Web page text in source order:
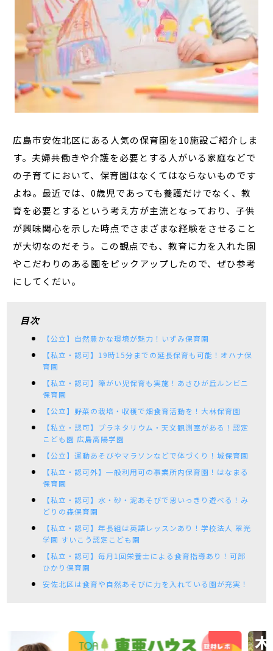
広島市安佐北区にある人気の保育園を10施設ご紹介しま
す。夫婦共働きや介護を必要とする人がいる家庭などで
の子育てにおいて、保育園はなくてはならないものです
よね。最近では、0歳児であっても養護だけでなく、教
育を必要とするという考え方が主流となっており、子供
が興味関心を示した時点でさまざまな経験をさせること
が大切なのだそう。この観点でも、教育に力を入れた園
やこだわりのある園をピックアップしたので、ぜひ参考
にしてくだい。
目次
【公立】自然豊かな環境が魅力！いずみ保育園
【私立・認可】19時15分までの延長保育も可能！オハナ保
育園
【私立・認可】障がい児保育も実施！あさひが丘ルンビニ
保育園
【公立】野菜の栽培・収穫で畑食育活動を！大林保育園
【私立・認可】プラネタリウム・天文観測室がある！認定
こども園 広島高陽学園
【公立】運動あそびやマラソンなどで体づくり！城保育園
【私立・認可外】一般利用可の事業所内保育園！はなまる
保育園
【私立・認可】水・砂・泥あそびで思いっきり遊べる！み
どりの森保育園
【私立・認可】年長組は英語レッスンあり！学校法人 翠光
学園 すいこう認定こども園
【私立・認可】毎月1回栄養士による食育指導あり！可部
ひかり保育園
安佐北区は食育や自然あそびに力を入れている園が充実！